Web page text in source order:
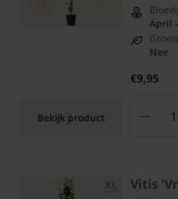
Bekijk product
April
Nee
€9,95
Vitis